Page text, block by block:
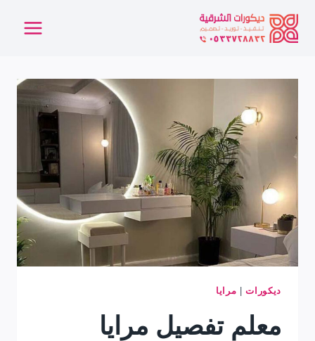
إلى
ديكورات| مرايا
معلم تفصيل مرايا